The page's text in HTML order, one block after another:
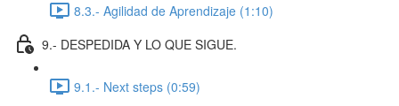
8.3.- Agilidad de Aprendizaje (1:10)
9.- DESPEDIDA Y LO QUE SIGUE.
9.1.- Next steps (0:59)